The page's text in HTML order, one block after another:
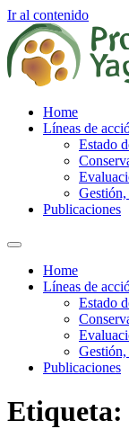
Ir al contenido
Home
Líneas de
Estado
Publicaciones
Home
Líneas de
Estado
Publicaciones
Etiqueta: